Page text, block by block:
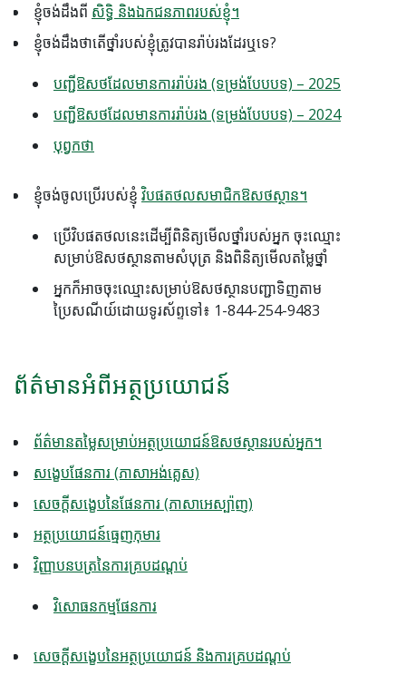
ខ្ញុំចង់ដឹងពី សិទ្ធិ និងឯកជនភាពរបស់ខ្ញុំ។
ខ្ញុំ​ចង់​ដឹង​ថា​តើ​ថ្នាំ​របស់​ខ្ញុំ​ត្រូវ​បាន​រ៉ាប់រង​ដែរ​ឬ​ទេ?
បញ្ជីឱសថដែលមានការរ៉ាប់រង (ទម្រង់បែបបទ) – 2025
បញ្ជីឱសថដែលមានការរ៉ាប់រង (ទម្រង់បែបបទ) – 2024
បុព្វកថា
ខ្ញុំចង់ចូលប្រើរបស់ខ្ញុំវិបផតថលសមាជិកឱសថស្ថាន។
ប្រើវិបផតថលនេះដើម្បីពិនិត្យមើលថ្នាំរបស់អ្នក ចុះឈ្មោះ
សម្រាប់ឱសថស្ថានតាមសំបុត្រ និងពិនិត្យមើលតម្លៃថ្នាំ
អ្នកក៏អាចចុះឈ្មោះសម្រាប់ឱសថស្ថានបញ្ជាទិញតាម
ប្រៃសណីយ៍ដោយទូរស័ព្ទទៅ៖ 1-844-254-9483
ព័ត៌មានអំពីអត្ថប្រយោជន៍
ព័ត៌មានតម្លៃសម្រាប់អត្ថប្រយោជន៍ឱសថស្ថានរបស់អ្នក។
សង្ខេបផែនការ (ភាសាអង់គ្លេស)
សេចក្តីសង្ខេបនៃផែនការ (ភាសាអេស្ប៉ាញ)
អត្ថប្រយោជន៍ធ្មេញកុមារ
វិញ្ញាបនបត្រនៃការគ្របដណ្តប់
វិសោធនកម្មផែនការ
សេចក្តីសង្ខេបនៃអត្ថប្រយោជន៍ និងការគ្របដណ្តប់